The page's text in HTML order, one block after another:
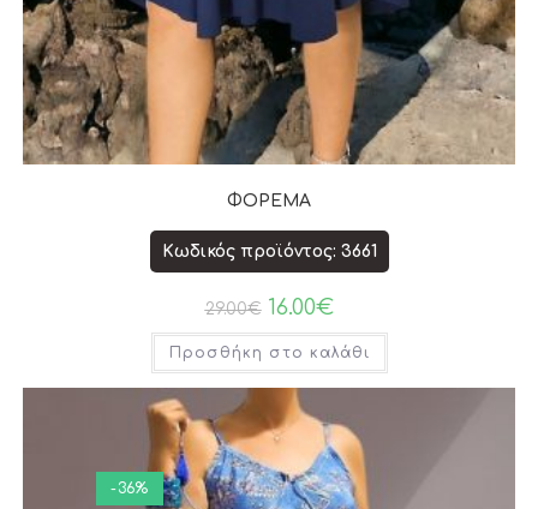
ΦΟΡΕΜΑ
Κωδικός προϊόντος: 3661
29.00€ 16.00€
Προσθήκη στο καλάθι
-36%